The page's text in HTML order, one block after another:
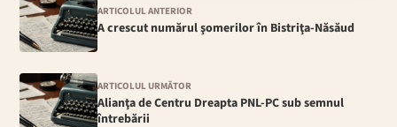
ARTICOLUL ANTERIOR
A crescut numărul şomerilor în Bistriţa-Năsăud
ARTICOLUL URMĂTOR
Alianţa de Centru Dreapta PNL-PC sub semnul
întrebării